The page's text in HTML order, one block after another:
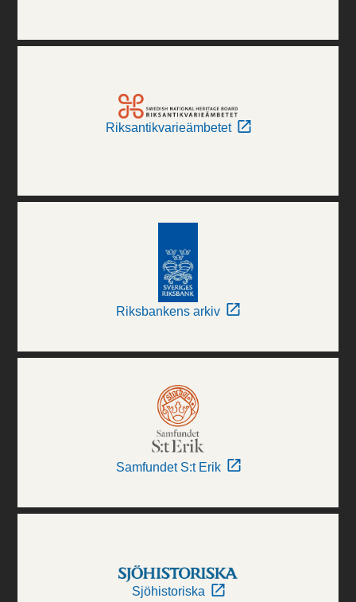
Riksantikvarieämbetet
Riksbankens arkiv
Samfundet S:t Erik
Sjöhistoriska